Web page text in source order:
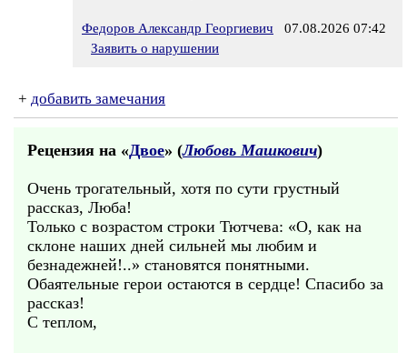
Федоров Александр Георгиевич 07.08.2026 07:42
Заявить о нарушении
+ добавить замечания
Рецензия на «Двое» (Любовь Машкович)
Очень трогательный, хотя по сути грустный
рассказ, Люба!
Только с возрастом строки Тютчева: «О, как на
склоне наших дней сильней мы любим и
безнадежней!..» становятся понятными.
Обаятельные герои остаются в сердце! Спасибо за
рассказ!
С теплом,